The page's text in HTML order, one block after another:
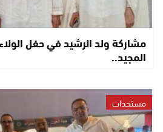
مشاركة ولد الرشيد في حفل
المجيد..
مستجدات